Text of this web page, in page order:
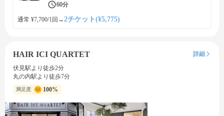
60分
通常 ¥7,700/1回 →2チケット(¥5,775)
HAIR ICI QUARTET
詳細
伏見駅より徒歩2分
丸の内駅より徒歩7分
満足度 100%